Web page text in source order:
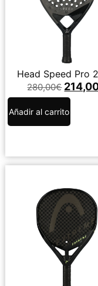
Head Speed Pro
280,00€
Añadir al carrito